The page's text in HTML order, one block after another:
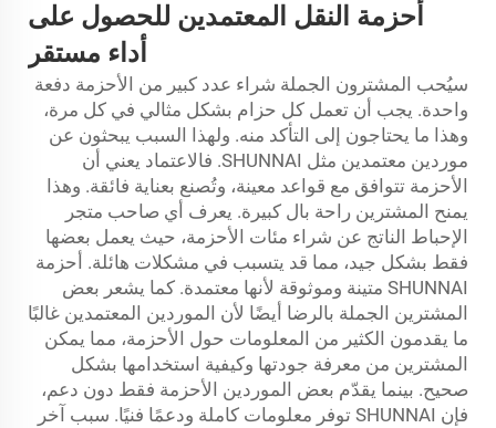
أحزمة النقل المعتمدين للحصول على
أداء مستقر
سيُحب المشترون الجملة شراء عدد كبير من الأحزمة دفعة
واحدة. يجب أن تعمل كل حزام بشكل مثالي في كل مرة،
وهذا ما يحتاجون إلى التأكد منه. ولهذا السبب يبحثون عن
موردين معتمدين مثل SHUNNAI. فالاعتماد يعني أن
الأحزمة تتوافق مع قواعد معينة، وتُصنع بعناية فائقة. وهذا
يمنح المشترين راحة بال كبيرة. يعرف أي صاحب متجر
الإحباط الناتج عن شراء مئات الأحزمة، حيث يعمل بعضها
فقط بشكل جيد، مما قد يتسبب في مشكلات هائلة. أحزمة
SHUNNAI متينة وموثوقة لأنها معتمدة. كما يشعر بعض
المشترين الجملة بالرضا أيضًا لأن الموردين المعتمدين غالبًا
ما يقدمون الكثير من المعلومات حول الأحزمة، مما يمكن
المشترين من معرفة جودتها وكيفية استخدامها بشكل
صحيح. بينما يقدّم بعض الموردين الأحزمة فقط دون دعم،
فإن SHUNNAI توفر معلومات كاملة ودعمًا فنيًا. سبب آخر